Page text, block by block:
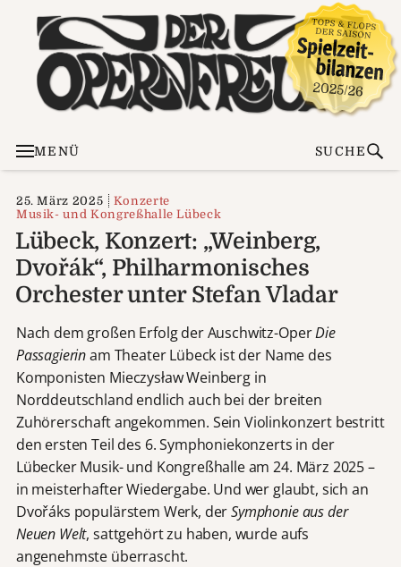
MENÜ SUCHE
25. März 2025
Konzerte
Musik- und Kongreßhalle Lübeck
Lübeck, Konzert: „Weinberg,
Dvořák“, Philharmonisches
Orchester unter Stefan Vladar
Nach dem großen Erfolg der Auschwitz-OperDie
Passagierinam Theater Lübeck ist der Name des
Komponisten Mieczysław Weinberg in
Norddeutschland endlich auch bei der breiten
Zuhörerschaft angekommen. Sein Violinkonzert bestritt
den ersten Teil des 6. Symphoniekonzerts in der
Lübecker Musik- und Kongreßhalle am 24. März 2025 –
in meisterhafter Wiedergabe. Und wer glaubt, sich an
Dvořáks populärstem Werk, derSymphonie aus der
Neuen Welt, sattgehört zu haben, wurde aufs
angenehmste überrascht.